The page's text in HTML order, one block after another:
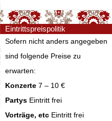
Eintrittspreispolitik
Sofern nicht anders angegeben
sind folgende Preise zu
erwarten:
Konzerte 7 – 10 €
Partys Eintritt frei
Vorträge, etc Eintritt frei